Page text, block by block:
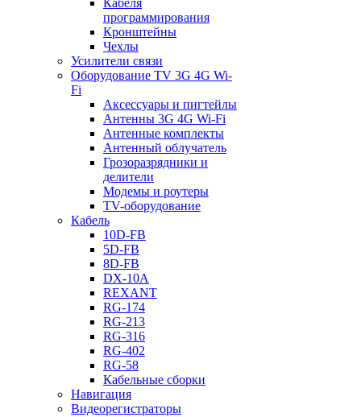
Кабеля
программирования
Кронштейны
Чехлы
Усилители связи
Оборудование TV 3G 4G Wi-
Fi
Аксессуары и пигтейлы
Антенны 3G 4G Wi-Fi
Антенные комплекты
Антенный облучатель
Грозоразрядники и
делители
Модемы и роутеры
TV-оборудование
Кабель
10D-FB
5D-FB
8D-FB
DX-10A
REXANT
RG-174
RG-213
RG-316
RG-402
RG-58
Кабельные сборки
Навигация
Видеорегистраторы